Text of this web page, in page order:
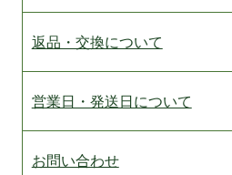
返品・交換について
営業日・発送日について
お問い合わせ